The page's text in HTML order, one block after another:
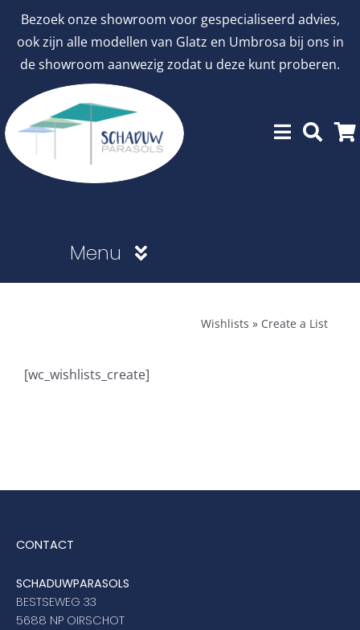
Bezoek onze showroom voor gespecialiseerd advies,
ook zijn alle modellen van Glatz en Umbrosa bij ons in
de showroom aanwezig zodat u deze kunt proberen.
inhoud
Menu
Schaduwdoeken
Wishlists » Create a List
[wc_wishlists_create]
CONTACT
SCHADUWPARASOLS
BESTSEWEG 33
5688 NP OIRSCHOT